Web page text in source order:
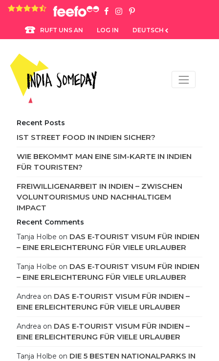
4.8 rating based on 1,234 ratings
RUFT UNS AN LOG IN DEUTSCH
Recent Posts
IST STREET FOOD IN INDIEN SICHER?
WIE BEKOMMT MAN EINE SIM-KARTE IN INDIEN
FÜR TOURISTEN?
FREIWILLIGENARBEIT IN INDIEN – ZWISCHEN
VOLUNTOURISMUS UND NACHHALTIGEM
IMPACT
Recent Comments
Tanja Holbe on DAS E-TOURIST VISUM FÜR INDIEN
– EINE ERLEICHTERUNG FÜR VIELE URLAUBER
Tanja Holbe on DAS E-TOURIST VISUM FÜR INDIEN
– EINE ERLEICHTERUNG FÜR VIELE URLAUBER
Andrea on DAS E-TOURIST VISUM FÜR INDIEN –
EINE ERLEICHTERUNG FÜR VIELE URLAUBER
Andrea on DAS E-TOURIST VISUM FÜR INDIEN –
EINE ERLEICHTERUNG FÜR VIELE URLAUBER
Tanja Holbe on DIE 5 BESTEN NATIONALPARKS IN